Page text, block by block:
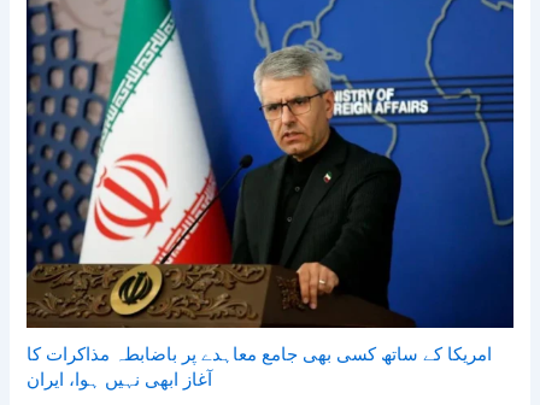
امریکا کے ساتھ کسی بھی جامع معاہدے پر باضابطہ مذاکرات کا
آغاز ابھی نہیں ہوا، ایران